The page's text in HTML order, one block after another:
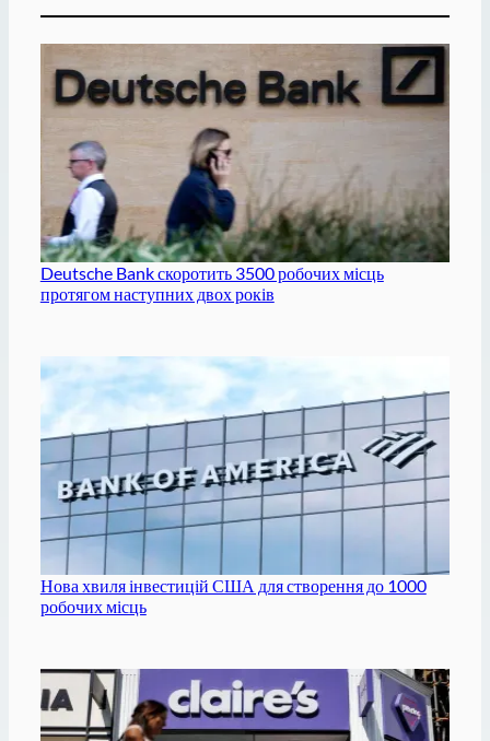
Deutsche Bank скоротить 3500 робочих місць
протягом наступних двох років
Нова хвиля інвестицій США для створення до 1000
робочих місць